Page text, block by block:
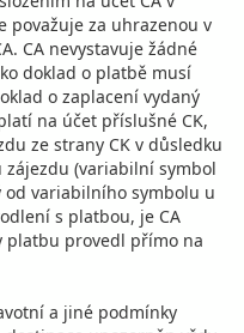
považuje za uhrazenou v
CA nevystavuje žádné
doklad o platbě musí
o zaplacení vydaný
na účet příslušné CK,
ze strany CK v důsledku
(variabilní symbol
variabilního symbolu u
s platbou, je CA
platbu provedl přímo na
a jiné podmínky